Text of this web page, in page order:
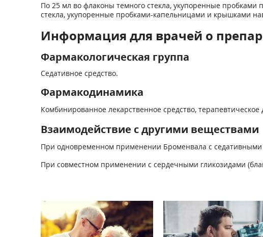
По 25 мл во флаконы темного стекла, укупоренные
стекла, укупоренные пробками-капельницами и крышками
Информация для врачей о
Фармакологическая группа
Седативное средство.
Фармакодинамика
Комбинированное лекарственное средство,
Взаимодействие с другими веществами
При одновременном применении Броменвала с седативными
При совместном применении с сердечными гликозидами